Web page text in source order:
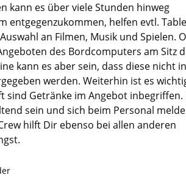
kann es über viele Stunden hinweg
entgegenzukommen, helfen evtl.
an Filmen, Musik und Spielen.
des Bordcomputers am Sitz
kann es aber sein, dass diese nicht in
werden. Weiterhin ist es
sind Getränke im Angebot inbegriffen.
sein und sich beim Personal
hilft Dir ebenso bei allen anderen